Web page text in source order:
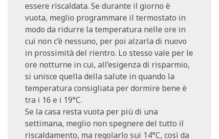
essere riscaldata. Se durante il giorno è
vuota, meglio programmare il termostato in
modo da ridurre la temperatura nelle ore in
cui non c’è nessuno, per poi alzarla di nuovo
in prossimità del rientro. Lo stesso vale per le
ore notturne in cui, all’esigenza di risparmio,
si unisce quella della salute in quando la
temperatura consigliata per dormire bene è
tra i 16 e i 19°C.
Se la casa resta vuota per più di una
settimana, meglio non spegnere del tutto il
riscaldamento, ma regolarlo sui 14°C, così da